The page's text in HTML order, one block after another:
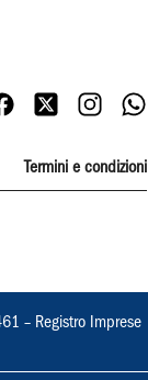
Termini e condizioni
– Registro Imprese